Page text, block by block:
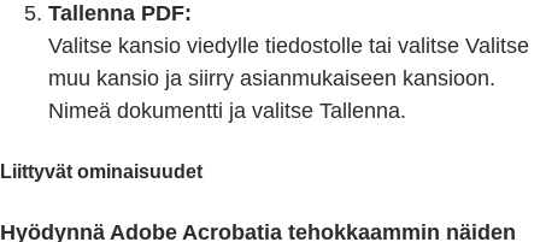
Tallenna PDF:
Valitse kansio viedylle tiedostolle tai valitse Valitse
muu kansio ja siirry asianmukaiseen kansioon.
Nimeä dokumentti ja valitse Tallenna.
Liittyvät ominaisuudet
Hyödynnä Adobe Acrobatia tehokkaammin näiden